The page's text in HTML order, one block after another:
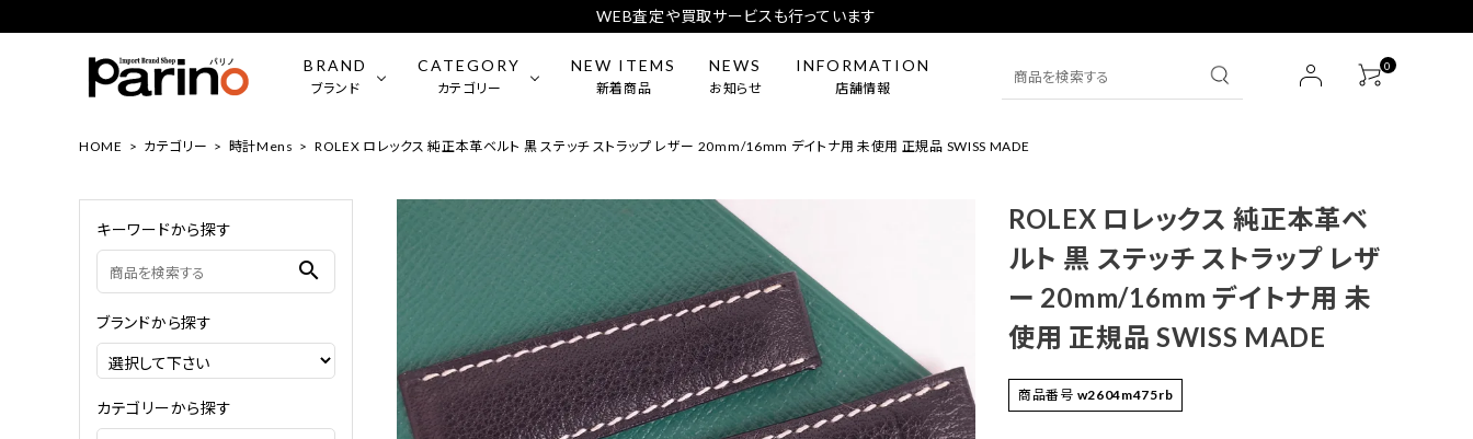
WEB査定や買取サービスも行っています
BRAND
ブランド
BREITLING
FRANCK MULLER DIOR HERMES
LOUIS VUITTON Tiffany&Co. MEISSEN その他ブランド一覧
CATEGORY
カテゴリー
食器
NEW ITEMS
新着商品
NEWS
お知らせ
INFORMATION
店舗情報
0
HOME カテゴリー 時計Mens ROLEX ロレックス 純正本革ベルト 黒 ステッチ ストラップ レザー 20mm/16mm デイトナ用 未使用 正規品 SWISS MADE
キーワードから探す
search
ブランドから探す
カテゴリーから探す
ROLEX ロレックス 純正本革ベ
ルト 黒 ステッチ ストラップ レザ
ー 20mm/16mm デイトナ用 未
使用 正規品 SWISS MADE
商品番号 w2604m475rb